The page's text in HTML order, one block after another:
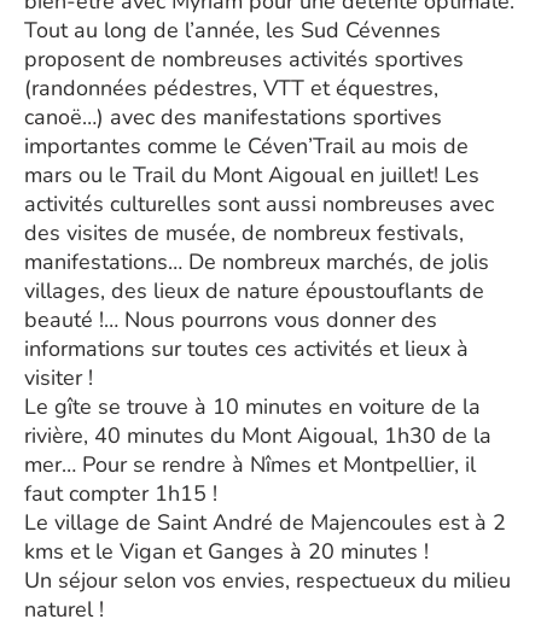
Tout au long de l’année, les Sud Cévennes
proposent de nombreuses activités sportives
(randonnées pédestres, VTT et équestres,
canoë…) avec des manifestations sportives
importantes comme le Céven’Trail au mois de
mars ou le Trail du Mont Aigoual en juillet! Les
activités culturelles sont aussi nombreuses avec
des visites de musée, de nombreux festivals,
manifestations… De nombreux marchés, de jolis
villages, des lieux de nature époustouflants de
beauté !… Nous pourrons vous donner des
informations sur toutes ces activités et lieux à
visiter !
Le gîte se trouve à 10 minutes en voiture de la
rivière, 40 minutes du Mont Aigoual, 1h30 de la
mer… Pour se rendre à Nîmes et Montpellier, il
faut compter 1h15 !
Le village de Saint André de Majencoules est à 2
kms et le Vigan et Ganges à 20 minutes !
Un séjour selon vos envies, respectueux du milieu
naturel !